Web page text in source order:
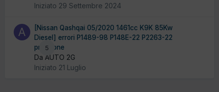
Iniziato 29 Settembre 2024
5
[Nissan Qashqai 05/2020 1461cc K9K 85Kw
Diesel] errori P1489-98 P148E-22 P2263-22
pressione
Da AUTO 2G
Iniziato 21 Luglio